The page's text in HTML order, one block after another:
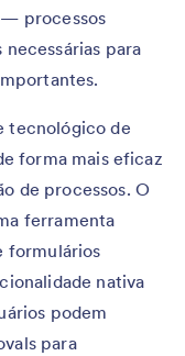
— processos
para
tecnológico de
forma mais eficaz
de processos. O
ferramenta
formulários
nativa
podem
para